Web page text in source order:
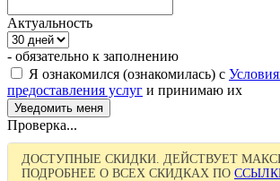
Актуальность
- обязательно к заполнению
Я ознакомился (ознакомилась) с
предоставления услуг и принимаю их
Проверка...
ДОСТУПНЫЕ СКИДКИ. ДЕЙСТВУЕТ
ПОДРОБНЕЕ О ВСЕХ СКИДКАХ ПО